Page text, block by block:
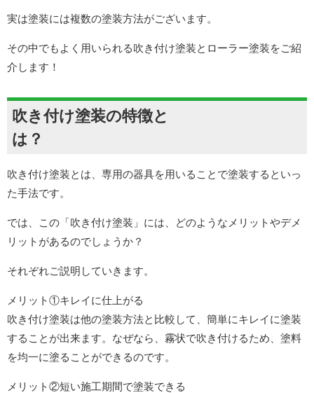
実は塗装には複数の塗装方法がございます。
その中でもよく用いられる吹き付け塗装とローラー塗装をご紹
介します！
吹き付け塗装の特徴と
は？
吹き付け塗装とは、専用の器具を用いることで塗装するといっ
た手法です。
では、この「吹き付け塗装」には、どのようなメリットやデメ
リットがあるのでしょうか？
それぞれご説明していきます。
メリット①キレイに仕上がる
吹き付け塗装は他の塗装方法と比較して、簡単にキレイに塗装
することが出来ます。なぜなら、霧状で吹き付けるため、塗料
を均一に塗ることができるのです。
メリット②短い施工期間で塗装できる